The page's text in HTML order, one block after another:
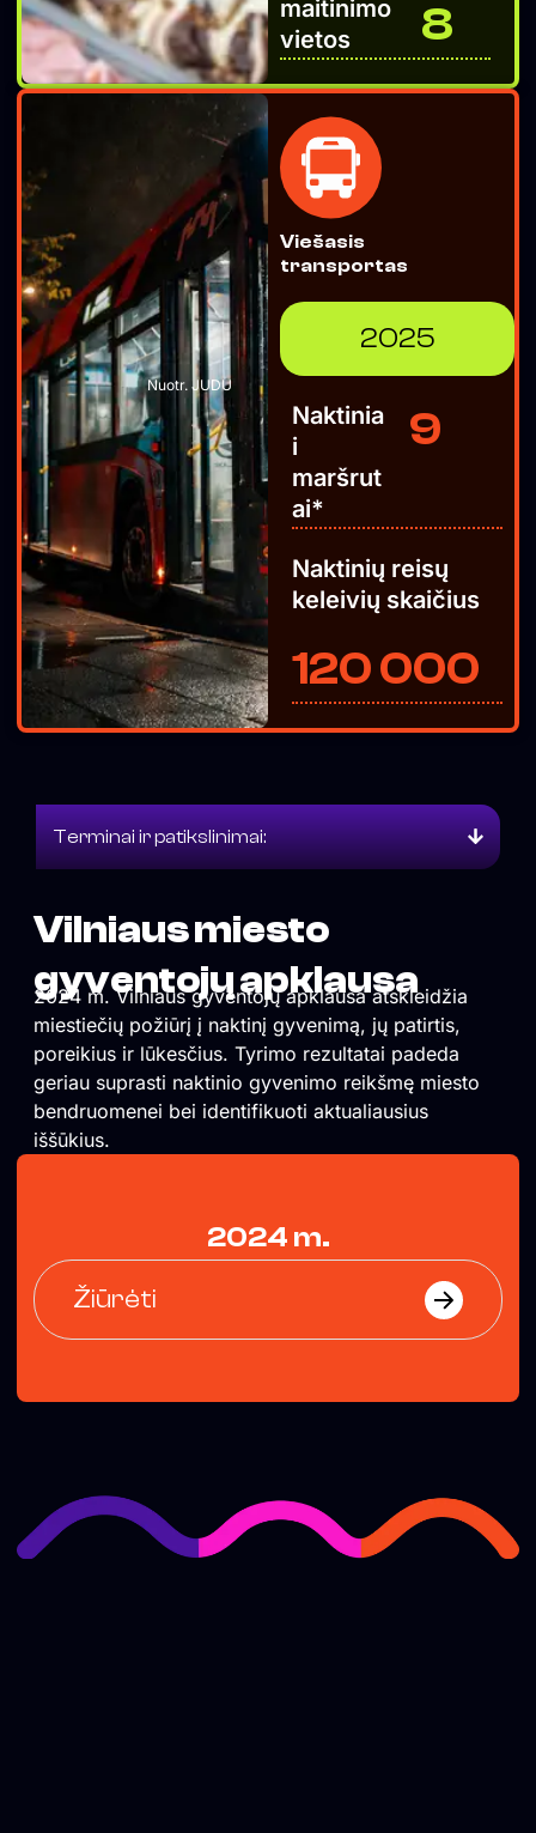
maitinimo
vietos
8
Viešasis
transportas
2025
Naktinia
i
maršrut
ai​*
9
Naktinių reisų
keleivių skaičius
120 000
Nuotr. JUDU
Terminai ir patikslinimai:
Vilniaus miesto
gyventojų apklausa
2024 m. Vilniaus gyventojų apklausa atskleidžia
miestiečių požiūrį į naktinį gyvenimą, jų patirtis,
poreikius ir lūkesčius. Tyrimo rezultatai padeda
geriau suprasti naktinio gyvenimo reikšmę miesto
bendruomenei bei identifikuoti aktualiausius
iššūkius.
2024 m.
Žiūrėti